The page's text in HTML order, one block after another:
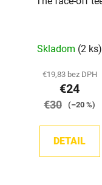
Skladom (2 ks)
€19,83 bez DPH
€24
€30 (–20 %)
DETAIL